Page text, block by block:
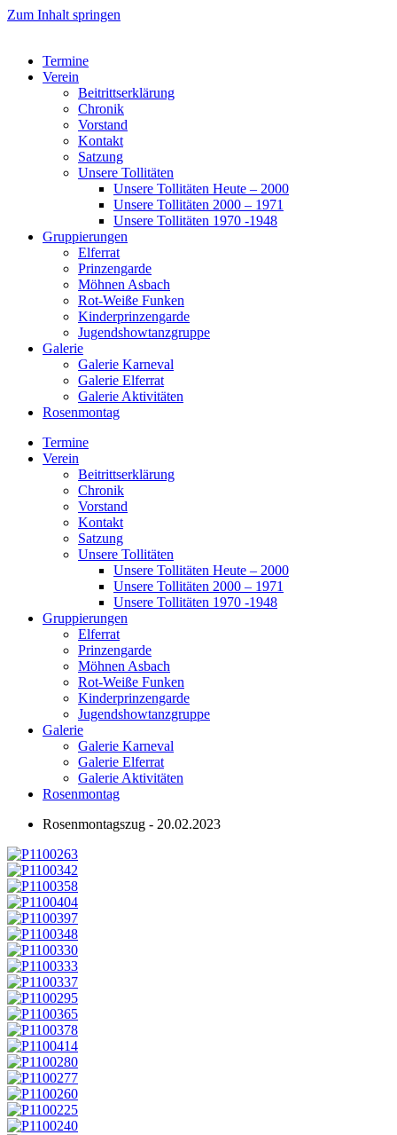
Zum Inhalt springen
Termine
Verein
Beitrittserklärung
Chronik
Vorstand
Kontakt
Satzung
Unsere Tollitäten
Unsere Tollitäten Heute – 2000
Unsere Tollitäten 2000 – 1971
Unsere Tollitäten 1970 -1948
Gruppierungen
Elferrat
Prinzengarde
Möhnen Asbach
Rot-Weiße Funken
Kinderprinzengarde
Jugendshowtanzgruppe
Galerie
Galerie Karneval
Galerie Elferrat
Galerie Aktivitäten
Rosenmontag
Termine
Verein
Beitrittserklärung
Chronik
Vorstand
Kontakt
Satzung
Unsere Tollitäten
Unsere Tollitäten Heute – 2000
Unsere Tollitäten 2000 – 1971
Unsere Tollitäten 1970 -1948
Gruppierungen
Elferrat
Prinzengarde
Möhnen Asbach
Rot-Weiße Funken
Kinderprinzengarde
Jugendshowtanzgruppe
Galerie
Galerie Karneval
Galerie Elferrat
Galerie Aktivitäten
Rosenmontag
Rosenmontagszug - 20.02.2023